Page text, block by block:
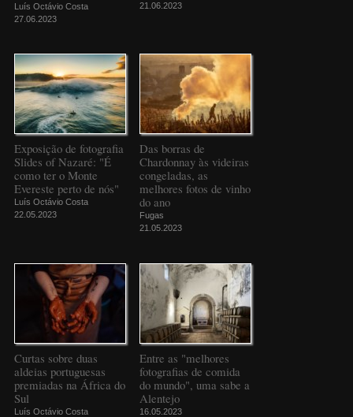
Luís Octávio Costa
27.06.2023
21.06.2023
Exposição de fotografia
Slides of Nazaré: "É
como ter o Monte
Evereste perto de nós"
Luís Octávio Costa
22.05.2023
Das borras de
Chardonnay às videiras
congeladas, as
melhores fotos de vinho
do ano
Fugas
21.05.2023
Curtas sobre duas
aldeias portuguesas
premiadas na África do
Sul
Luís Octávio Costa
Entre as "melhores
fotografias de comida
do mundo", uma sabe a
Alentejo
16.05.2023